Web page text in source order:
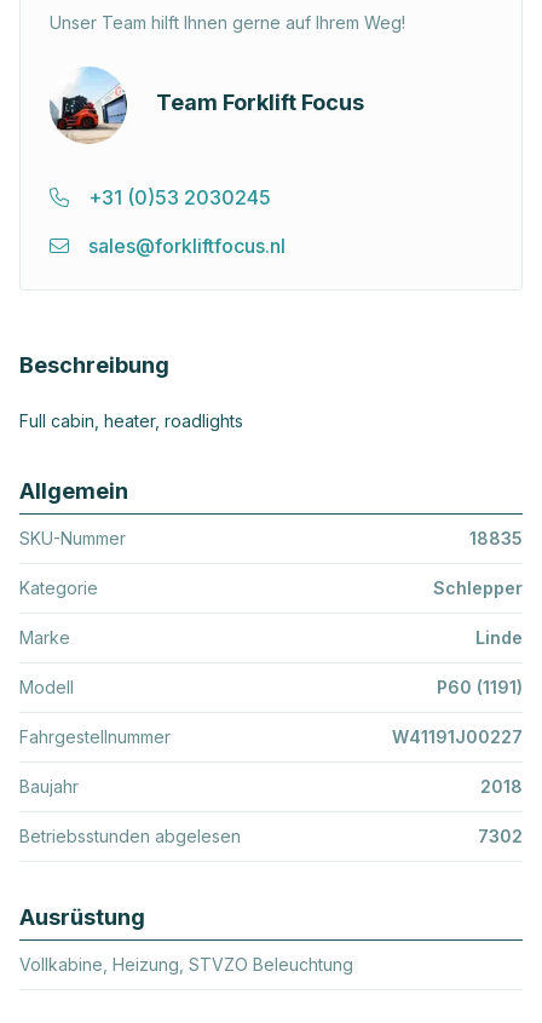
Unser Team hilft Ihnen gerne auf Ihrem Weg!
Team Forklift Focus
+31 (0)53 2030245
sales@forkliftfocus.nl
Beschreibung
Full cabin, heater, roadlights
Allgemein
SKU-Nummer 18835
Kategorie Schlepper
Marke Linde
Modell P60 (1191)
Fahrgestellnummer W41191J00227
Baujahr 2018
Betriebsstunden abgelesen 7302
Ausrüstung
Vollkabine, Heizung, STVZO Beleuchtung